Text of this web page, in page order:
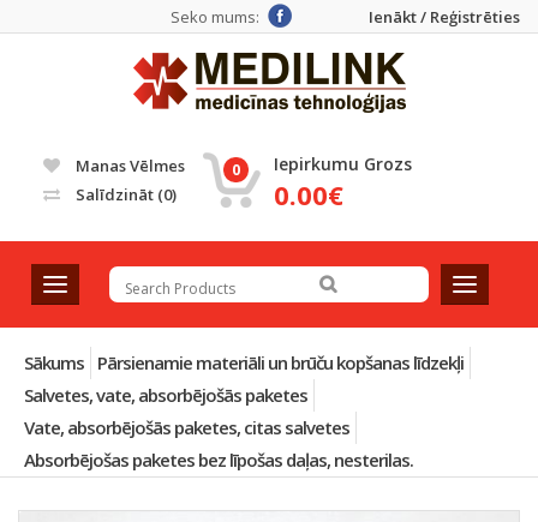
Ienākt / Reģistrēties
Seko mums:
Manas Vēlmes
Salīdzināt (0)
0 Iepirkumu Grozs
0.00€
T
o
g
g
e
n
a
v
i
T
o
g
v
i
Sākums Pārsienamie materiāli un brūču kopšanas līdzekļi
Salvetes, vate, absorbējošās paketes
Vate, absorbējošās paketes, citas salvetes
Absorbējošas paketes bez līpošas daļas, nesterilas.